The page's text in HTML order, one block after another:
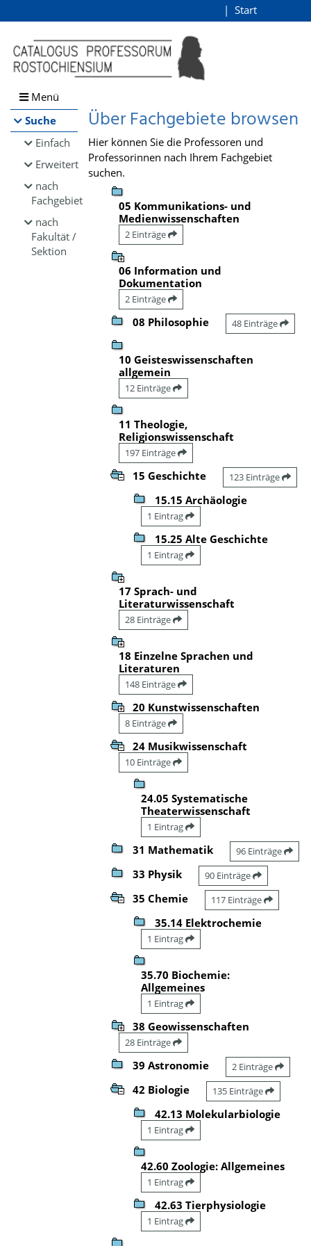
Browsen
direkt zum Inhalt
Start
Menü
Suche
Einfach
Erweitert
nach
Fachgebiet
nach
Fakultät /
Sektion
Über Fachgebiete browsen
Hier können Sie die Professoren und
Professorinnen nach Ihrem Fachgebiet
suchen.
05 Kommunikations- und
Medienwissenschaften
2 Einträge
06 Information und
Dokumentation
2 Einträge
08 Philosophie 48 Einträge
10 Geisteswissenschaften
allgemein
12 Einträge
11 Theologie,
Religionswissenschaft
197 Einträge
15 Geschichte 123 Einträge
15.15 Archäologie
1 Eintrag
15.25 Alte Geschichte
1 Eintrag
17 Sprach- und
Literaturwissenschaft
28 Einträge
18 Einzelne Sprachen und
Literaturen
148 Einträge
20 Kunstwissenschaften
8 Einträge
24 Musikwissenschaft
10 Einträge
24.05 Systematische
Theaterwissenschaft
1 Eintrag
31 Mathematik 96 Einträge
33 Physik 90 Einträge
35 Chemie 117 Einträge
35.14 Elektrochemie
1 Eintrag
35.70 Biochemie:
Allgemeines
1 Eintrag
38 Geowissenschaften
28 Einträge
39 Astronomie 2 Einträge
42 Biologie 135 Einträge
42.13 Molekularbiologie
1 Eintrag
42.60 Zoologie: Allgemeines
1 Eintrag
42.63 Tierphysiologie
1 Eintrag